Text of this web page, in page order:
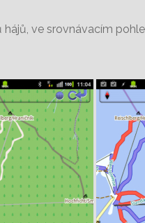
ve srovnávacím